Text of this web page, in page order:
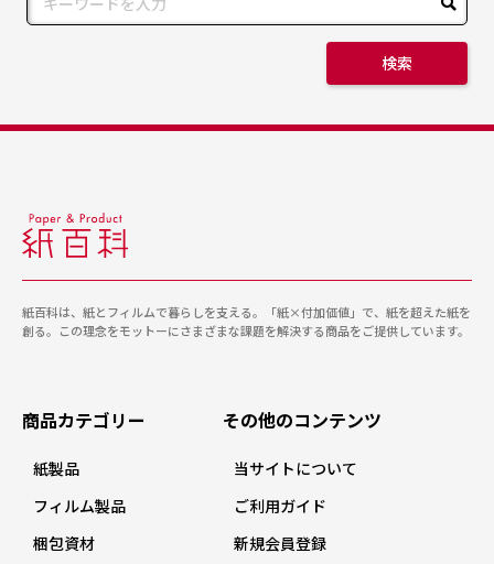
検索
紙百科は、紙とフィルムで暮らしを支える。「紙×付加価値」で、紙を超えた紙を
創る。この理念をモットーにさまざまな課題を解決する商品をご提供しています。
商品カテゴリー
紙製品
フィルム製品
梱包資材
その他のコンテンツ
当サイトについて
ご利用ガイド
新規会員登録